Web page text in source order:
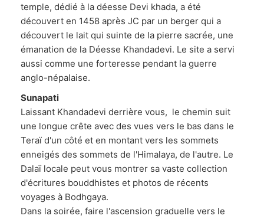
temple, dédié à la déesse Devi khada, a été
découvert en 1458 après JC par un berger qui a
découvert le lait qui suinte de la pierre sacrée, une
émanation de la Déesse Khandadevi. Le site a servi
aussi comme une forteresse pendant la guerre
anglo-népalaise.
Sunapati
Laissant Khandadevi derrière vous, le chemin suit
une longue crête avec des vues vers le bas dans le
Teraï d'un côté et en montant vers les sommets
enneigés des sommets de l'Himalaya, de l'autre. Le
Dalaï locale peut vous montrer sa vaste collection
d'écritures bouddhistes et photos de récents
voyages à Bodhgaya.
Dans la soirée, faire l'ascension graduelle vers le